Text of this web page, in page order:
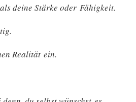
deine Stärke oder Fähigkeit.
Realität ein.